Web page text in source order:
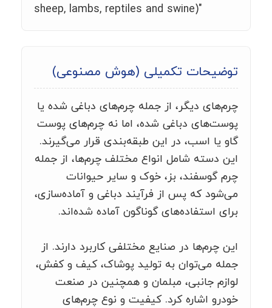
sheep, lambs, reptiles and swine)"
توضیحات تکمیلی (هوش مصنوعی)
چرم‌های دیگر، از جمله چرم‌های دباغی شده یا
پوست‌های دباغی شده، اما نه چرم‌های پوست
گاو یا اسب، در این طبقه‌بندی قرار می‌گیرند.
این دسته شامل انواع مختلف چرم‌ها، از جمله
چرم گوسفند، بز، خوک و سایر حیوانات
می‌شود که پس از فرآیند دباغی و آماده‌سازی،
برای استفاده‌های گوناگون آماده شده‌اند.
این چرم‌ها در صنایع مختلفی کاربرد دارند. از
جمله می‌توان به تولید پوشاک، کیف و کفش،
لوازم جانبی، مبلمان و همچنین در صنعت
خودرو اشاره کرد. کیفیت و نوع چرم‌های